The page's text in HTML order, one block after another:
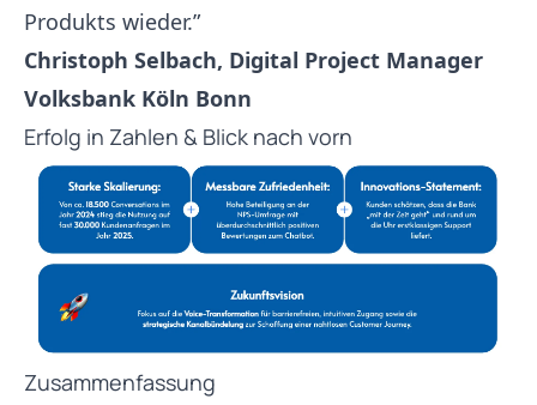
Produkts wieder.”
Christoph Selbach, Digital Project Manager
Volksbank Köln Bonn
Erfolg in Zahlen & Blick nach vorn
Zusammenfassung